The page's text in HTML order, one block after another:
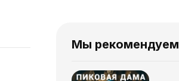
Мы рекомендуем